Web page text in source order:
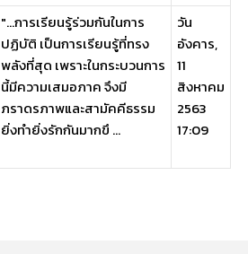
"...การเรียนรู้ร่วมกันในการ
ปฏิบัติ เป็นการเรียนรู้ที่ทรง
พลังที่สุด เพราะในกระบวนการ
นี้มีความเสมอภาค จึงมี
ภราดรภาพและสามัคคีธรรม
ยิ่งทำยิ่งรักกันมากขึ ...
วัน
อังคาร,
11
สิงหาคม
2563
17:09